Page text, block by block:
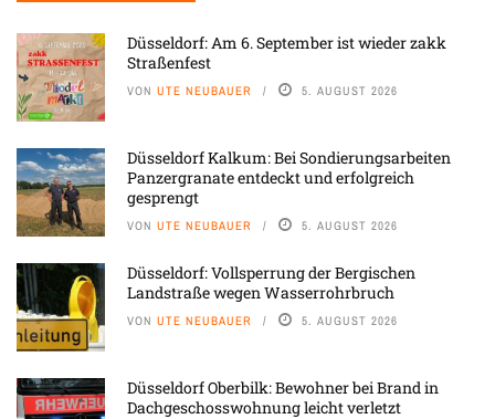
Düsseldorf: Am 6. September ist wieder zakk
Straßenfest
VON UTE NEUBAUER 5. AUGUST 2026
Düsseldorf Kalkum: Bei Sondierungsarbeiten
Panzergranate entdeckt und erfolgreich
gesprengt
VON UTE NEUBAUER 5. AUGUST 2026
Düsseldorf: Vollsperrung der Bergischen
Landstraße wegen Wasserrohrbruch
VON UTE NEUBAUER 5. AUGUST 2026
Düsseldorf Oberbilk: Bewohner bei Brand in
Dachgeschosswohnung leicht verletzt